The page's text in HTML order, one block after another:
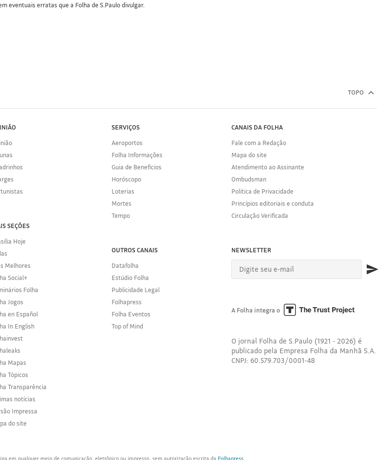
eventuais erratas que a Folha de S.Paulo divulgar.
TOPO
SEÇÕES
Hoje
Melhores
Social+
Folha
Jogos
en Español
In English
Mapas
Tópicos
Transparência
notícias
Impressa
do site
SERVIÇOS
Aeroportos
Folha Informações
Guia de Benefícios
Horóscopo
Loterias
Mortes
Tempo
OUTROS CANAIS
Datafolha
Estúdio Folha
Publicidade Legal
Folhapress
Folha Eventos
Top of Mind
CANAIS DA FOLHA
Fale com a Redação
Mapa do site
Atendimento ao Assinante
Ombudsman
Política de Privacidade
Princípios editoriais e conduta
Circulação Verificada
NEWSLETTER
A Folha integra o
O jornal Folha de S.Paulo (1921 - 2026) é
publicado pela Empresa Folha da Manhã S.A.
CNPJ: 60.579.703/0001-48